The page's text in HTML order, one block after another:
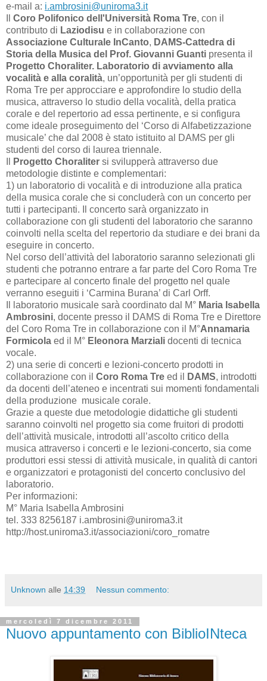
e-mail a: i.ambrosini@uniroma3.it
Coro Polifonico dell'Università Roma Tre, con il
contributo di Laziodisu e in collaborazione con
Associazione Culturale InCanto, DAMS-Cattedra di
Storia della Musica del Prof. Giovanni Guanti presenta il
Progetto Choraliter. Laboratorio di avviamento alla
vocalità e alla coralità, un’opportunità per gli studenti di
Roma Tre per approcciare e approfondire lo studio della
musica, attraverso lo studio della vocalità, della pratica
corale e del repertorio ad essa pertinente, e si configura
come ideale proseguimento del ‘Corso di Alfabetizzazione
musicale’ che dal 2008 è stato istituito al DAMS per gli
studenti del corso di laurea triennale.
Progetto Choraliter si svilupperà attraverso due
metodologie distinte e complementari:
1) un laboratorio di vocalità e di introduzione alla pratica
della musica corale che si concluderà con un concerto per
tutti i partecipanti. Il concerto sarà organizzato in
collaborazione con gli studenti del laboratorio che saranno
coinvolti nella scelta del repertorio da studiare e dei brani da
eseguire in concerto.
Nel corso dell’attività del laboratorio saranno selezionati gli
studenti che potranno entrare a far parte del Coro Roma Tre
e partecipare al concerto finale del progetto nel quale
verranno eseguiti i ‘Carmina Burana’ di Carl Orff.
Il laboratorio musicale sarà coordinato dal M° Maria Isabella
Ambrosini, docente presso il DAMS di Roma Tre e Direttore
del Coro Roma Tre in collaborazione con il M°Annamaria
Formicola ed il M° Eleonora Marziali docenti di tecnica
vocale.
2) una serie di concerti e lezioni-concerto prodotti in
collaborazione con il Coro Roma Tre ed il DAMS, introdotti
da docenti dell’ateneo e incentrati sui momenti fondamentali
della produzione musicale corale.
Grazie a queste due metodologie didattiche gli studenti
saranno coinvolti nel progetto sia come fruitori di prodotti
dell’attività musicale, introdotti all’ascolto critico della
musica attraverso i concerti e le lezioni-concerto, sia come
produttori essi stessi di attività musicale, in qualità di cantori
e organizzatori e protagonisti del concerto conclusivo del
laboratorio.
Per informazioni:
M° Maria Isabella Ambrosini
tel. 333 8256187 i.ambrosini@uniroma3.it
http://host.uniroma3.it/associazioni/coro_romatre
Unknown alle 14:39 Nessun commento:
mercoledì 7 dicembre 2011
Nuovo appuntamento con BiblioINteca